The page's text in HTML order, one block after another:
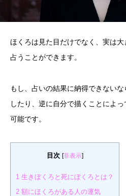
ほくろは見た目だけでなく、実は
占うことができます。
もし、占いの結果に納得できない
したり、逆に自分で描くことによ
可能です。
目次 [非表示]
1 生きぼくろと死にぼくろとは？
2 額にほくろがある人の運気